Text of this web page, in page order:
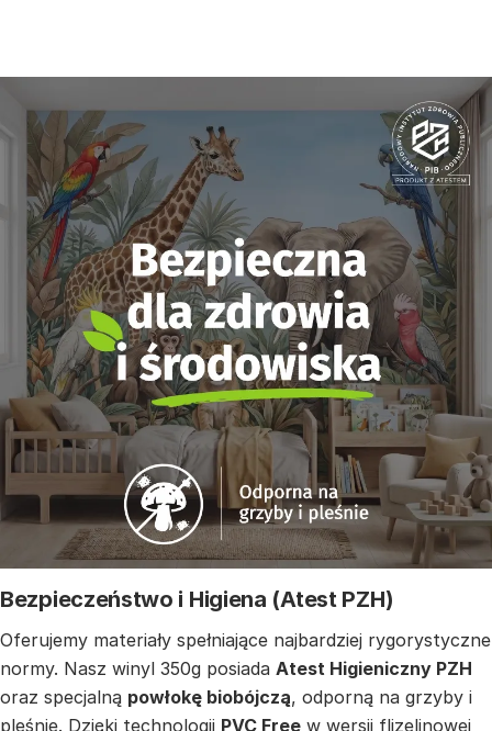
Bezpieczeństwo i Higiena (Atest PZH)
Oferujemy materiały spełniające najbardziej rygorystyczne
normy. Nasz winyl 350g posiada Atest Higieniczny PZH
oraz specjalną powłokę biobójczą, odporną na grzyby i
pleśnie. Dzięki technologii PVC Free w wersji flizelinowej